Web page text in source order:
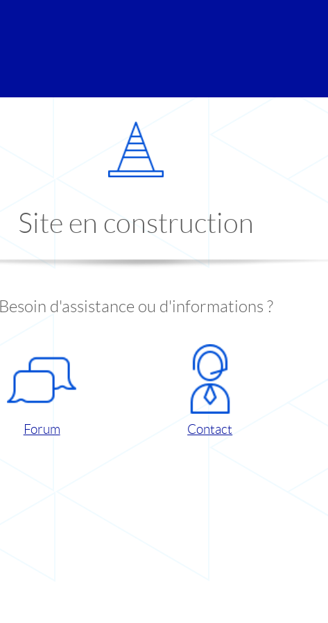
Site en construction
Besoin d'assistance ou d'informations ?
Forum Contact